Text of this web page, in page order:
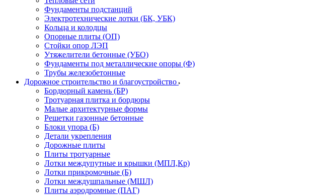
Фундаменты подстанций
Электротехнические лотки (БК, УБК)
Кольца и колодцы
Опорные плиты (ОП)
Стойки опор ЛЭП
Утяжелители бетонные (УБО)
Фундаменты под металлические опоры (Ф)
Трубы железобетонные
Дорожное строительство и благоустройство
Бордюрный камень (БР)
Тротуарная плитка и бордюры
Малые архитектурные формы
Решетки газонные бетонные
Блоки упора (Б)
Детали укрепления
Дорожные плиты
Плиты тротуарные
Лотки междупутные и крышки (МПЛ,Кр)
Лотки прикромочные (Б)
Лотки междушпальные (МШЛ)
Плиты аэродромные (ПАГ)